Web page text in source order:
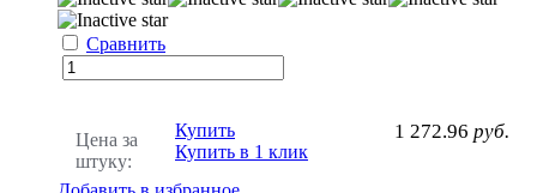
Сравнить
Цена за
штуку:
1 272.96 руб.
Купить
Купить в 1 клик